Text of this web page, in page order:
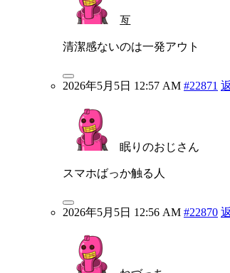
亙
清潔感ないのは一発アウト
2026年5月5日 12:57 AM #22871
眠りのおじさん
スマホばっか触る人
2026年5月5日 12:56 AM #22870